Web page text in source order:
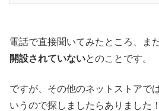
電話で直接聞いてみたところ、まだ
開設されていないとのことです。
ですが、その他のネットストアで
いうので探しましたらありました！